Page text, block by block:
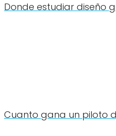
Donde estudiar diseño
Cuanto gana un piloto